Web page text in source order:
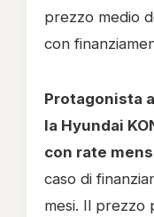
prezzo medio
con
Protagonista
la Hyundai
con rate
caso di
mesi. Il prezzo